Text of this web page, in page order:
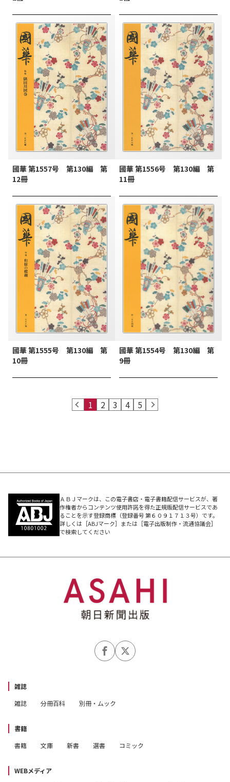
國華 第1557号 第130編 第
12冊
國華 第1556号 第130編 第
11冊
國華 第1555号 第130編 第
10冊
國華 第1554号 第130編 第
9冊
prev 1 2 3 4 5 next
ＡＢＪマークは、この電子書店・電子書籍配信サービスが、著
作権者からコンテンツ使用許諾を得た正規版配信サービスであ
ることを示す登録商標（登録番号 第６０９１７１３号）です。
詳しくは［ABJマーク］または［電子出版制作・流通協議会］
で検索してください
雑誌
雑誌
分冊百科 別冊・ムック
書籍
書籍
文庫 新書 選書 コミック
WEBメディア